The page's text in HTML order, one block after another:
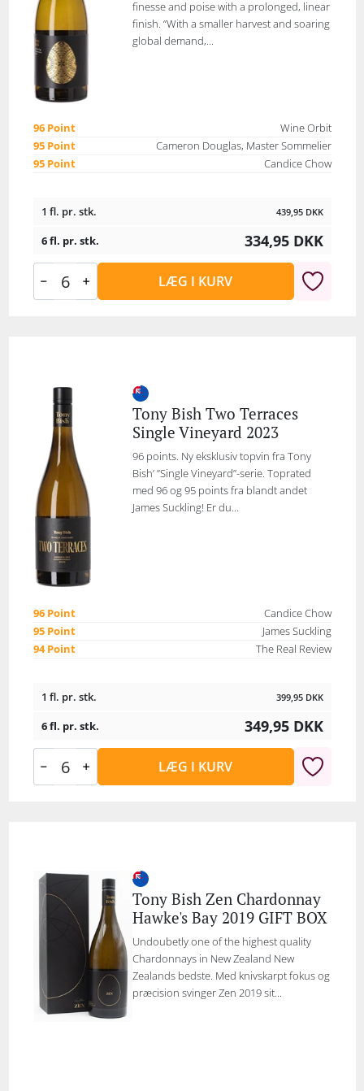
finesse and poise with a prolonged, linear
finish. “With a smaller harvest and soaring
global demand,...
96 Point
Wine Orbit
95 Point
Cameron Douglas, Master Sommelier
95 Point
Candice Chow
1 fl. pr. stk. 439,95 DKK
6 fl. pr. stk. 334,95 DKK
LÆG I KURV
Tony Bish Two Terraces
Single Vineyard 2023
96 points. Ny eksklusiv topvin fra Tony
Bish’ ”Single Vineyard”-serie. Toprated
med 96 og 95 points fra blandt andet
James Suckling! Er du...
96 Point
Candice Chow
95 Point
James Suckling
94 Point
The Real Review
1 fl. pr. stk. 399,95 DKK
6 fl. pr. stk. 349,95 DKK
LÆG I KURV
Tony Bish Zen Chardonnay
Hawke's Bay 2019 GIFT BOX
Undoubetly one of the highest quality
Chardonnays in New Zealand New
Zealands bedste. Med knivskarpt fokus og
præcision svinger Zen 2019 sit...